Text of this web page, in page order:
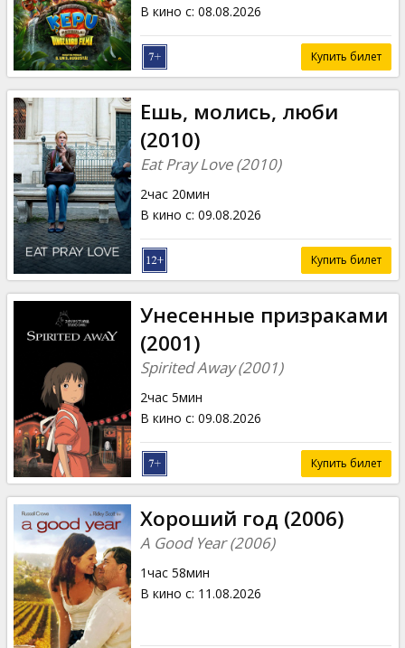
В кино с: 08.08.2026
Купить билет
Ешь, молись, люби
(2010)
Eat Pray Love (2010)
2час 20мин
В кино с: 09.08.2026
Купить билет
Унесенные призраками
(2001)
Spirited Away (2001)
2час 5мин
В кино с: 09.08.2026
Купить билет
Хороший год (2006)
A Good Year (2006)
1час 58мин
В кино с: 11.08.2026